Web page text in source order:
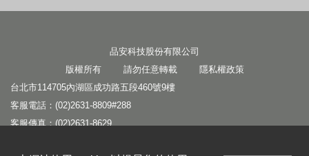
品安科技股份有限公司
版權所有 請勿任意轉載 隱私權政策
台北市114705內湖區成功路五段460號9樓
客服電話：(02)2631-8809#288
客服傳真：(02)2631-8629